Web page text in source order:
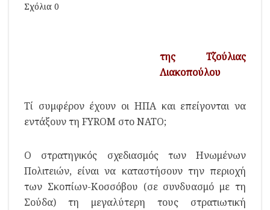
Σχόλια 0
της Τζούλιας
Λιακοπούλου
Τί συμφέρον έχουν οι ΗΠΑ και επείγονται να
εντάξουν τη FYROM στο ΝΑΤΟ;
Ο στρατηγικός σχεδιασμός των Ηνωμένων
Πολιτειών, είναι να καταστήσουν την περιοχή
των Σκοπίων-Κοσσόβου (σε συνδυασμό με τη
Σούδα) τη μεγαλύτερη τους στρατιωτική